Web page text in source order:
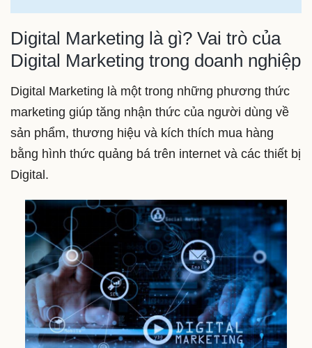
Digital Marketing là gì? Vai trò của
Digital Marketing trong doanh nghiệp
Digital Marketing là một trong những phương thức
marketing giúp tăng nhận thức của người dùng về
sản phẩm, thương hiệu và kích thích mua hàng
bằng hình thức quảng bá trên internet và các thiết bị
Digital.